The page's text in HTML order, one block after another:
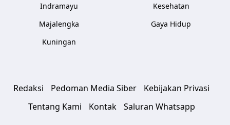
Indramayu
Majalengka
Kuningan
Kesehatan
Gaya Hidup
Redaksi Pedoman Media Siber
Kebijakan Privasi
Tentang Kami
Kontak Saluran Whatsapp